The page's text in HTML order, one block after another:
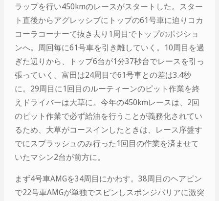
ラップを行い450kmのレースがスタートした。スター
ト直後からアグレッシブにトップの61号車に迫りコカ
コーラコーナーで抜き去り1周目でトップのポジショ
ンへ。周回毎に61号車を引き離していく。10周目を過
ぎた辺りから、トップ6台が1分37秒台でレースを引っ
張っていく。富田は24周目で61号車との差は3.4秒
に。29周目に1回目のルーティーンのピット作業を終
えドライバーは大草に。今年の450kmレースは、2回
のピット作業で必ず給油を行うことが義務化されてい
るため、大草がコースインしたときは、レース序盤す
でにスプラッシュのみ行った1回目の作業を済ませて
いたマシン2台が前方に。
まず4号車AMGを34周目にかわす。38周目のヘアピン
で22号車AMGが単独でスピンしスポンジバリアに激突